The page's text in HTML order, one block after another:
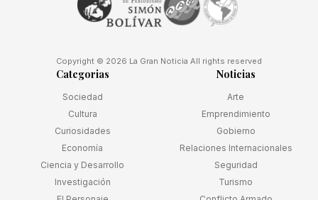
Copyright © 2026 La Gran Noticia All rights reserved
Categorias
Sociedad
Cultura
Curiosidades
Economía
Ciencia y Desarrollo
Investigación
Noticias
Arte
Emprendimiento
Gobierno
Relaciones Internacionales
Seguridad
Turismo